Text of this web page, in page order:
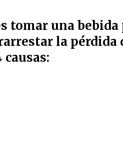
tomar una
la pérdida
causas: